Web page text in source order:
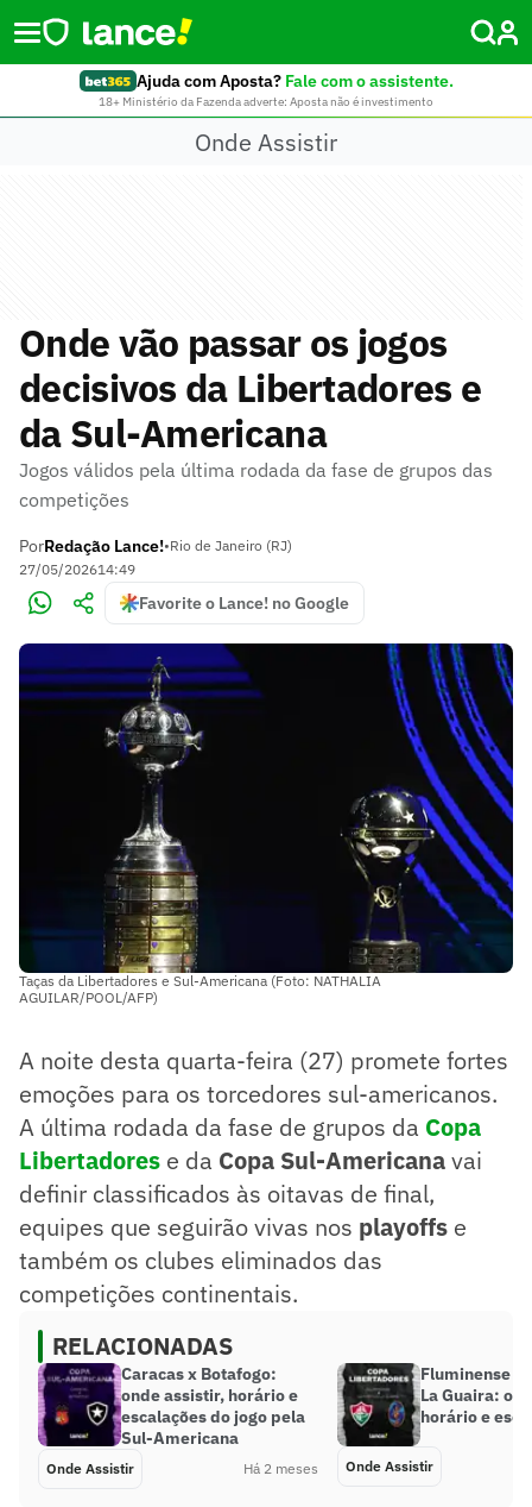
Ajuda com Aposta? Fale com o assistente.
18+ Ministério da Fazenda adverte: Aposta não é investimento
Onde Assistir
Onde vão passar os jogos
decisivos da Libertadores e
da Sul-Americana
Jogos válidos pela última rodada da fase de grupos das
competições
PorRedação Lance!•Rio de Janeiro (RJ)
27/05/202614:49
Favorite o Lance! no Google
Taças da Libertadores e Sul-Americana (Foto: NATHALIA
AGUILAR/POOL/AFP)
A noite desta quarta-feira (27) promete fortes
emoções para os torcedores sul-americanos.
A última rodada da fase de grupos da Copa
Libertadores e da Copa Sul-Americanavai
definir classificados às oitavas de final,
equipes que seguirão vivas nos playoffs e
também os clubes eliminados das
competições continentais.
RELACIONADAS
Caracas x Botafogo:
onde assistir, horário e
escalações do jogo pela
Sul-Americana
Onde Assistir Há 2 meses
Fluminense x
La Guaira:
horário e
Onde Assistir